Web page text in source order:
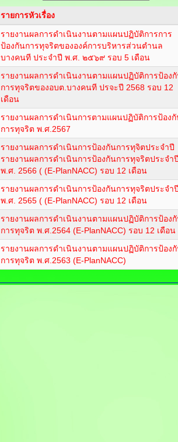
รายการหัวเรื่อง
รายงานผลการดำเนินงานตามแผนปฏิบัติการการ
ป้องกันการทุจริตขององค์การบริหารส่วนตำนล
บางคนที ประจำปี พ.ศ. ๒๕๖๙ รอบ 5 เดือน
รายงานผลการดำเนินงานตามแผนปฏิบัติการป้อง
การทุจริตของอบต.บางคนที ปรจะปี 2568 รอบ 12
เดือน
รายงานผลการดำเนินการตามแผนปฏิบัติการป้อง
การทุจริต พ.ศ.2567
รายงานผลการดำเนินการป้องกันการทุจิตประจำปี
รายงานผลการดำเนินการป้องกันการทุจริตประจำปี
พ.ศ. 2566 ( (E-PlanNACC) รอบ 12 เดือน
รายงานผลการดำเนินการป้องกันการทุจริตประจำปี
พ.ศ. 2565 ( (E-PlanNACC) รอบ 12 เดือน
รายงานผลการดำเนินงานตามแผนปฏิบัติการป้อง
การทุจริต พ.ศ.2564 (E-PlanNACC) รอบ 12 เดือน
รายงานผลการดำเนินงานตามแผนปฏิบัติการป้อง
การทุจริต พ.ศ.2563 (E-PlanNACC)